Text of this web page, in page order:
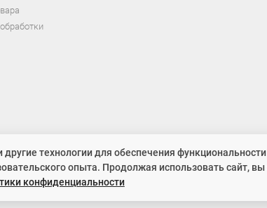
информационный характер и ни при каких
технологии для обеспечения функциональности
опыта. Продолжая использовать сайт, вы
конфиденциальности